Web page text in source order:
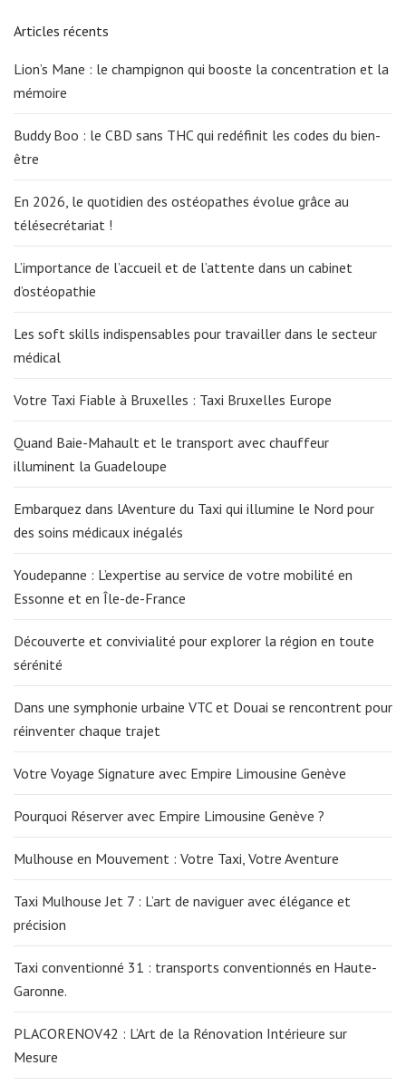
Articles récents
Lion’s Mane : le champignon qui booste la concentration et la
mémoire
Buddy Boo : le CBD sans THC qui redéfinit les codes du bien-
être
En 2026, le quotidien des ostéopathes évolue grâce au
télésecrétariat !
L’importance de l’accueil et de l’attente dans un cabinet
d’ostéopathie
Les soft skills indispensables pour travailler dans le secteur
médical
Votre Taxi Fiable à Bruxelles : Taxi Bruxelles Europe
Quand Baie-Mahault et le transport avec chauffeur
illuminent la Guadeloupe
Embarquez dans lAventure du Taxi qui illumine le Nord pour
des soins médicaux inégalés
Youdepanne : L’expertise au service de votre mobilité en
Essonne et en Île-de-France
Découverte et convivialité pour explorer la région en toute
sérénité
Dans une symphonie urbaine VTC et Douai se rencontrent pour
réinventer chaque trajet
Votre Voyage Signature avec Empire Limousine Genève
Pourquoi Réserver avec Empire Limousine Genève ?
Mulhouse en Mouvement : Votre Taxi, Votre Aventure
Taxi Mulhouse Jet 7 : L’art de naviguer avec élégance et
précision
Taxi conventionné 31 : transports conventionnés en Haute-
Garonne.
PLACORENOV42 : L’Art de la Rénovation Intérieure sur
Mesure